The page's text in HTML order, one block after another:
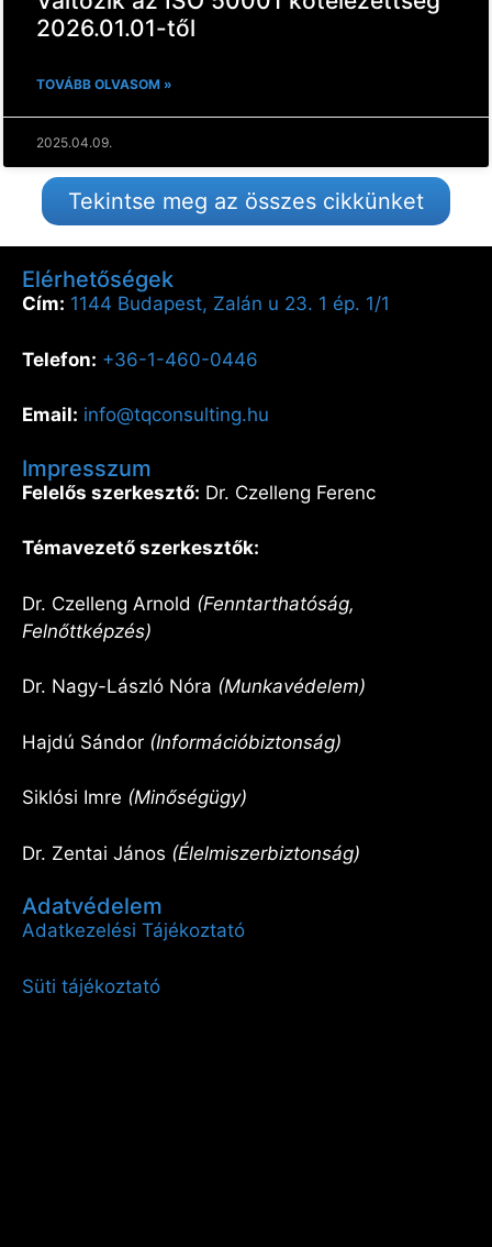
2026.01.01-től
TOVÁBB OLVASOM »
2025.04.09.
Tekintse meg az összes cikkünket
Elérhetőségek
Cím: 1144 Budapest, Zalán u 23. 1 ép. 1/1
Telefon: +36-1-460-0446
Email: info@tqconsulting.hu
Impresszum
Felelős szerkesztő: Dr. Czelleng Ferenc
Témavezető szerkesztők:
Dr. Czelleng Arnold (Fenntarthatóság,
Felnőttképzés)
Dr. Nagy-László Nóra (Munkavédelem)
Hajdú Sándor (Információbiztonság)
Siklósi Imre (Minőségügy)
Dr. Zentai János (Élelmiszerbiztonság)
Adatvédelem
Adatkezelési Tájékoztató
Süti tájékoztató